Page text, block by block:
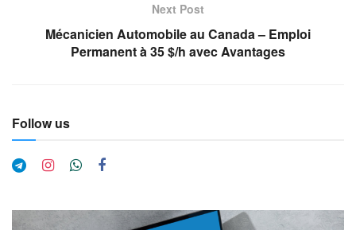
Next Post
Mécanicien Automobile au Canada – Emploi
Permanent à 35 $/h avec Avantages
Follow us